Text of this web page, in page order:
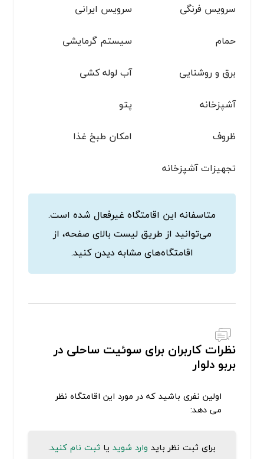
سرویس فرنگی
سرویس ایرانی
حمام
سیستم گرمایشی
برق و روشنایی
آب لوله کشی
آشپزخانه
پتو
ظروف
امکان طبخ غذا
تجهیزات آشپزخانه
متاسفانه این اقامتگاه غیرفعال شده است.
می‌توانید از طریق لیست بالای صفحه، از
اقامتگاه‌های مشابه دیدن کنید.
نظرات کاربران برای سوئیت ساحلی در
بربو دلوار
اولین نفری باشید که در مورد این اقامتگاه نظر
می دهد:
برای ثبت نظر باید وارد شوید یا ثبت نام کنید.